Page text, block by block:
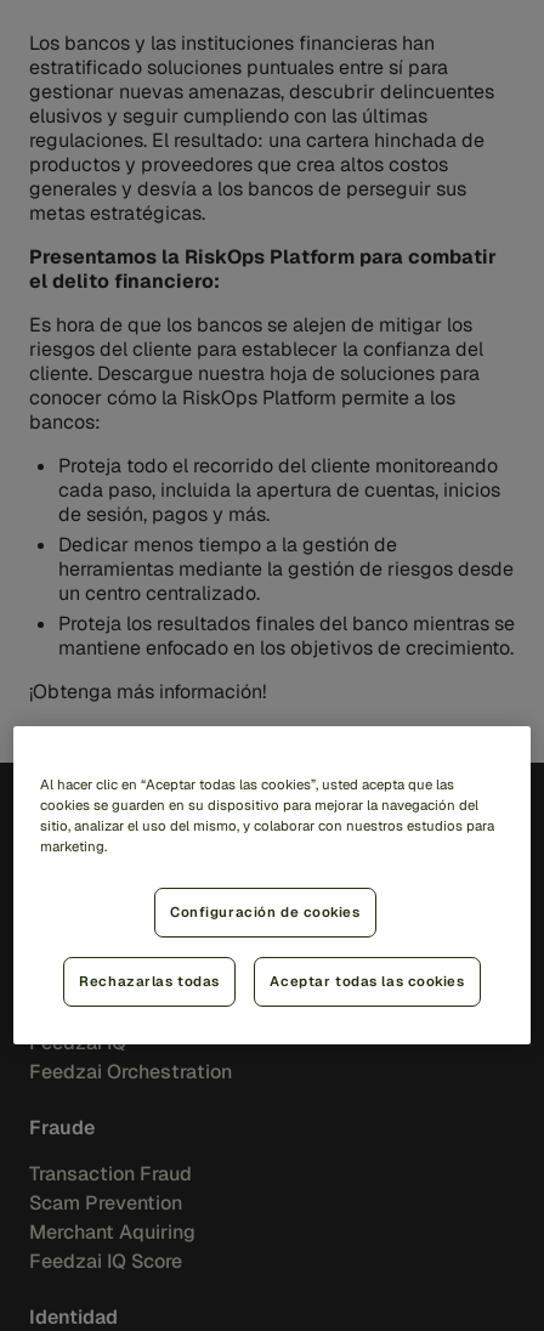
Los bancos y las instituciones financieras han
estratificado soluciones puntuales entre sí para
gestionar nuevas amenazas, descubrir delincuentes
elusivos y seguir cumpliendo con las últimas
regulaciones. El resultado: una cartera hinchada de
productos y proveedores que crea altos costos
generales y desvía a los bancos de perseguir sus
metas estratégicas.
Presentamos la RiskOps Platform para combatir
el delito financiero:
Es hora de que los bancos se alejen de mitigar los
riesgos del cliente para establecer la confianza del
cliente. Descargue nuestra hoja de soluciones para
conocer cómo la RiskOps Platform permite a los
bancos:
Proteja todo el recorrido del cliente monitoreando
cada paso, incluida la apertura de cuentas, inicios
de sesión, pagos y más.
Dedicar menos tiempo a la gestión de
herramientas mediante la gestión de riesgos desde
un centro centralizado.
Proteja los resultados finales del banco mientras se
mantiene enfocado en los objetivos de crecimiento.
¡Obtenga más información!
ES
RiskOps Platform
Feedzai IQ
Feedzai Orchestration
Fraude
Transaction Fraud
Scam Prevention
Merchant Aquiring
Feedzai IQ Score
Identidad
Al hacer clic en “Aceptar todas las cookies”, usted acepta que las
cookies se guarden en su dispositivo para mejorar la navegación del
sitio, analizar el uso del mismo, y colaborar con nuestros estudios para
marketing.
Configuración de cookies
Rechazarlas todas Aceptar todas las cookies